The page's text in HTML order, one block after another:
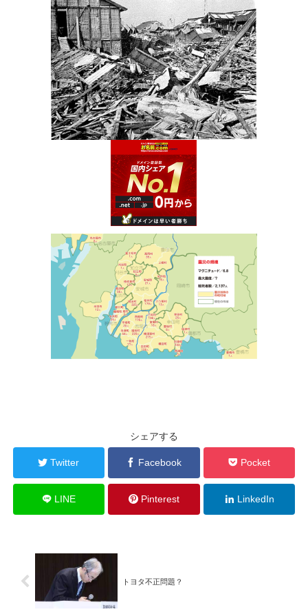
シェアする
Twitter Facebook Pocket
LINE Pinterest LinkedIn
トヨタ不正問題？